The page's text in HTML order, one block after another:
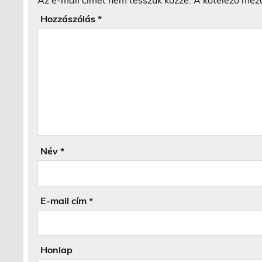
Hozzászólás*
Név*
E-mail cím*
Honlap